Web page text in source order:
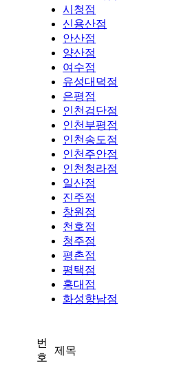
시청점
신용산점
안산점
양산점
여수점
유성대덕점
은평점
인천검단점
인천부평점
인천송도점
인천주안점
인천청라점
일산점
진주점
창원점
천호점
청주점
평촌점
평택점
홍대점
화성향남점
번
호
제목